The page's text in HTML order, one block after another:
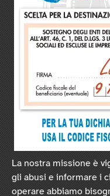
La nostra missione è
gli abusi e informare i
operare abbiamo